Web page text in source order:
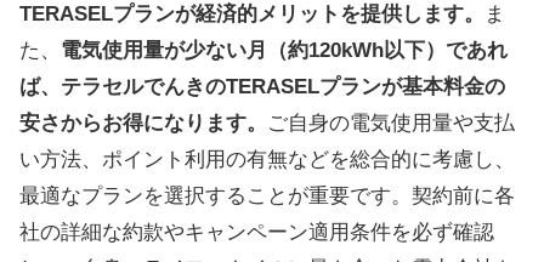
TERASELプランが経済的メリットを提供します。
ま
た、 電気使用量が少ない月（約120kWh以下）であれ
ば、テラセルでんきのTERASELプランが基本料金の
安さからお得になります。
ご自身の電気使用量や支払
い方法、ポイント利用の有無などを総合的に考慮し、
最適なプランを選択することが重要です。契約前に各
社の詳細な約款やキャンペーン適用条件を必ず確認